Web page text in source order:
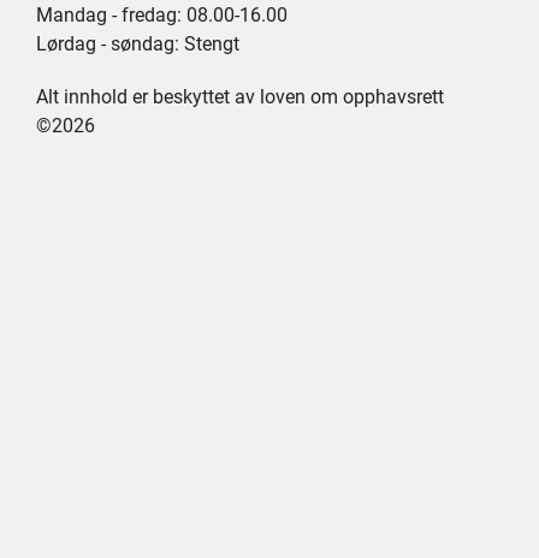
Mandag - fredag: 08.00-16.00
Lørdag - søndag: Stengt
Alt innhold er beskyttet av loven om opphavsrett
©2026